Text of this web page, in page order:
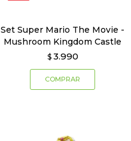
Set Super Mario The Movie -
Mushroom Kingdom Castle
$ 3.990